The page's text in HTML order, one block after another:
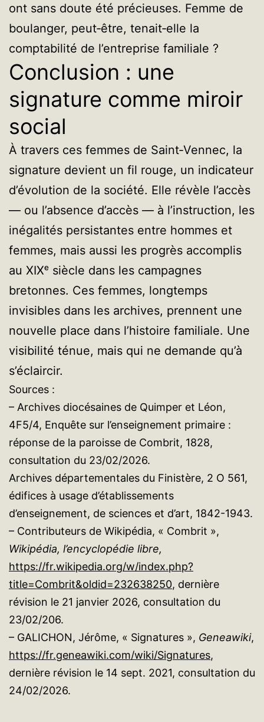
ont sans doute été précieuses. Femme de
boulanger, peut‑être, tenait‑elle la
comptabilité de l’entreprise familiale ?
Conclusion : une
signature comme miroir
social
À travers ces femmes de Saint‑Vennec, la
signature devient un fil rouge, un indicateur
d’évolution de la société. Elle révèle l’accès
— ou l’absence d’accès — à l’instruction, les
inégalités persistantes entre hommes et
femmes, mais aussi les progrès accomplis
au XIXᵉ siècle dans les campagnes
bretonnes. Ces femmes, longtemps
invisibles dans les archives, prennent une
nouvelle place dans l’histoire familiale. Une
visibilité ténue, mais qui ne demande qu’à
s’éclaircir.
Sources :
– Archives diocésaines de Quimper et Léon,
4F5/4, Enquête sur l’enseignement primaire :
réponse de la paroisse de Combrit, 1828,
consultation du 23/02/2026.
Archives départementales du Finistère, 2 O 561,
édifices à usage d’établissements
d’enseignement, de sciences et d’art, 1842-1943.
– Contributeurs de Wikipédia, « Combrit »,
Wikipédia, l’encyclopédie libre,
https://fr.wikipedia.org/w/index.php?
title=Combrit&oldid=232638250, dernière
révision le 21 janvier 2026, consultation du
23/02/206.
– GALICHON, Jérôme, « Signatures », Geneawiki,
https://fr.geneawiki.com/wiki/Signatures,
dernière révision le 14 sept. 2021, consultation du
24/02/2026.